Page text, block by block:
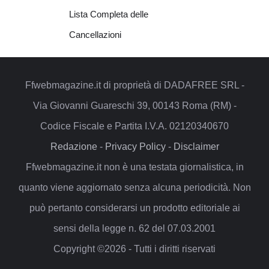
Lista Completa delle
Cancellazioni
Ffwebmagazine.it di proprietà di DADAFREE SRL -
Via Giovanni Guareschi 39, 00143 Roma (RM) -
Codice Fiscale e Partita I.V.A. 02120340670
Redazione- Privacy Policy- Disclaimer
Ffwebmagazine.it non è una testata giornalistica, in
quanto viene aggiornato senza alcuna periodicità. Non
può pertanto considerarsi un prodotto editoriale ai
sensi della legge n. 62 del 07.03.2001
Copyright ©2026 - Tutti i diritti riservati